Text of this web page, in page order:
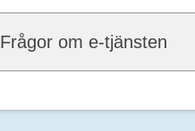
Frågor om e-tjänsten